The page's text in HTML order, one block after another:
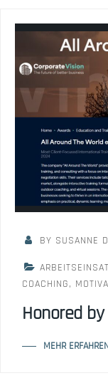
BY SUSANNE
COACHING,
Honored
MEHR